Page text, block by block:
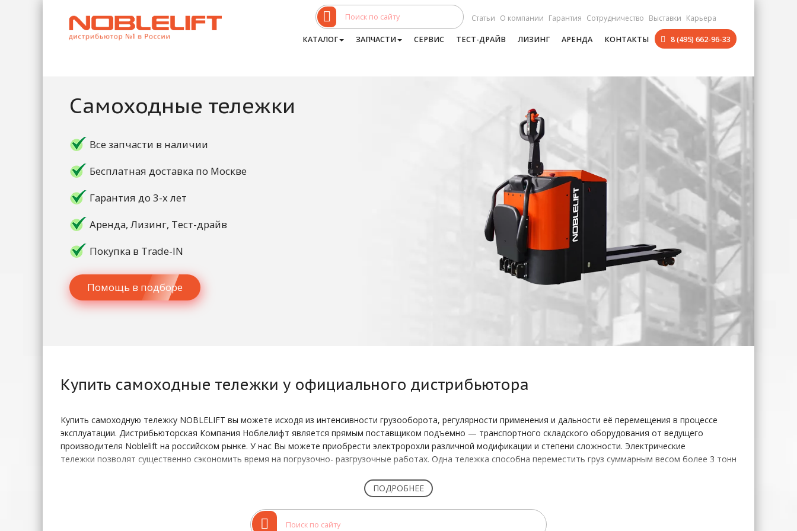
Статьи О компании Гарантия Сотрудничество Выставки Карьера
КАТАЛОГ ЗАПЧАСТИ СЕРВИС ТЕСТ-ДРАЙВ ЛИЗИНГ АРЕНДА КОНТАКТЫ 8 (495) 662-96-33
Самоходные тележки
Все запчасти в наличии
Бесплатная доставка по Москве
Гарантия до 3-х лет
Аренда, Лизинг, Тест-драйв
Покупка в Trade-IN
Помощь в подборе
Купить самоходные тележки у официального дистрибьютора
Купить самоходную тележку NOBLELIFT вы можете исходя из интенсивности грузооборота, регулярности применения и дальности её перемещения в процессе
эксплуатации. Дистрибьюторская Компания Ноблелифт является прямым поставщиком подъемно — транспортного складского оборудования от ведущего
производителя Noblelift на российском рынке. У нас Вы можете приобрести электророхли различной модификации и степени сложности. Электрические
тележки позволят существенно сэкономить время на погрузочно- разгрузочные работах. Одна тележка способна переместить груз суммарным весом более 3 тонн
К тому же это крайне выгодно экономически. С помощью самоходной тележки один человек с легкостью справится с работой целой бригады такелажников.
тележки простой конструкции с ручным и электрическим подъемом и невысокой грузоподъёмностью будет идеальным решением.
Для перемещения грузов в малых помещениях, либо внутри транспорта подойдёт маневренная, довольно легкая электротележка со съемным аккумулятором.
ПОДРОБНЕЕ